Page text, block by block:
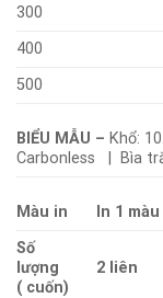
300
400
500
BIỂU MẪU – Khổ:
Carbonless | Bìa
Màu in In 1
Số
lượng
( cuốn)
2 liên